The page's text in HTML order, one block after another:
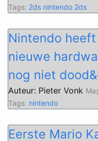
Tags: 2ds nintendo 2ds
Nintendo
nieuwe
nog niet
Auteur: Pieter Vonk
Tags: nintendo
Eerste Mario